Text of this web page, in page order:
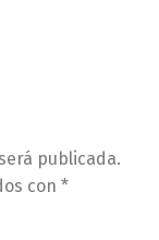
publicada.
con *